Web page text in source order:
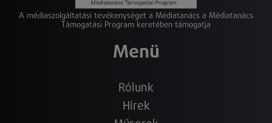
A médiaszolgáltatási tevékenységet a Médiatanács a Médiatanács
Támogatási Program keretében támogatja
Menü
Rólunk
Hírek